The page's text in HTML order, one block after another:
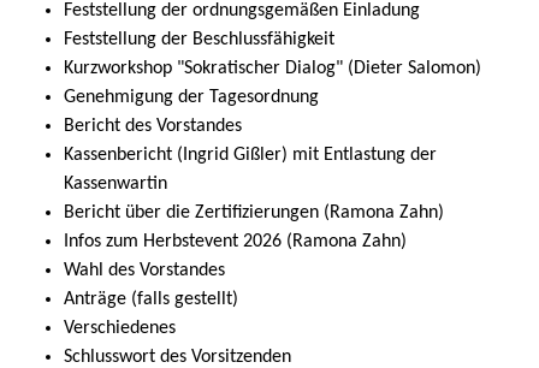
Feststellung der ordnungsgemäßen Einladung
Feststellung der Beschlussfähigkeit
Kurzworkshop "Sokratischer Dialog" (Dieter Salomon)
Genehmigung der Tagesordnung
Bericht des Vorstandes
Kassenbericht (Ingrid Gißler) mit Entlastung der
Kassenwartin
Bericht über die Zertifizierungen (Ramona Zahn)
Infos zum Herbstevent 2026 (Ramona Zahn)
Wahl des Vorstandes
Anträge (falls gestellt)
Verschiedenes
Schlusswort des Vorsitzenden